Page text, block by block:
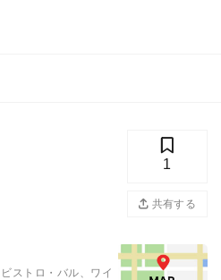
1
共有する
ストロ・バル、ワイ